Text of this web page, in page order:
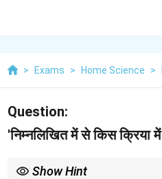
> Exams > Home Science >
Question:
'निम्नलिखित में से किस क्रिया
Show Hint